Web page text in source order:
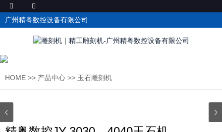
广州精粤数控设备有限公司
HOME >> 产品中心 >> 玉石雕刻机